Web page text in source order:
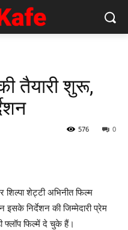
तैयारी शुरू,
0
576
शेट्टी अभिनीत फिल्‍म
निर्देशन की जिम्‍मेदारी प्रेम
फ्लॉप फिल्‍में दे चुके हैं।